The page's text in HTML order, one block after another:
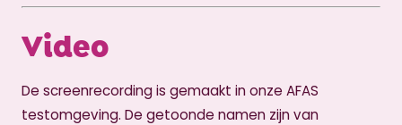
Video
De screenrecording is gemaakt in onze AFAS
testomgeving. De getoonde namen zijn van